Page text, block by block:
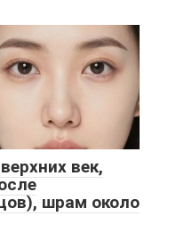
век,
шрам около